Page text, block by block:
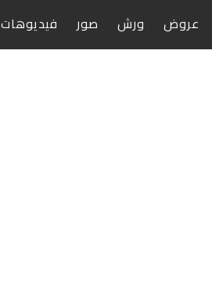
عروض ورش صور فيديوهات